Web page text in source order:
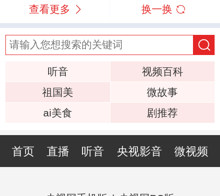
查看更多 换一换
听音
视频百科
祖国美
微故事
ai美食
剧推荐
首页 直播 听音 央视影音 微视频